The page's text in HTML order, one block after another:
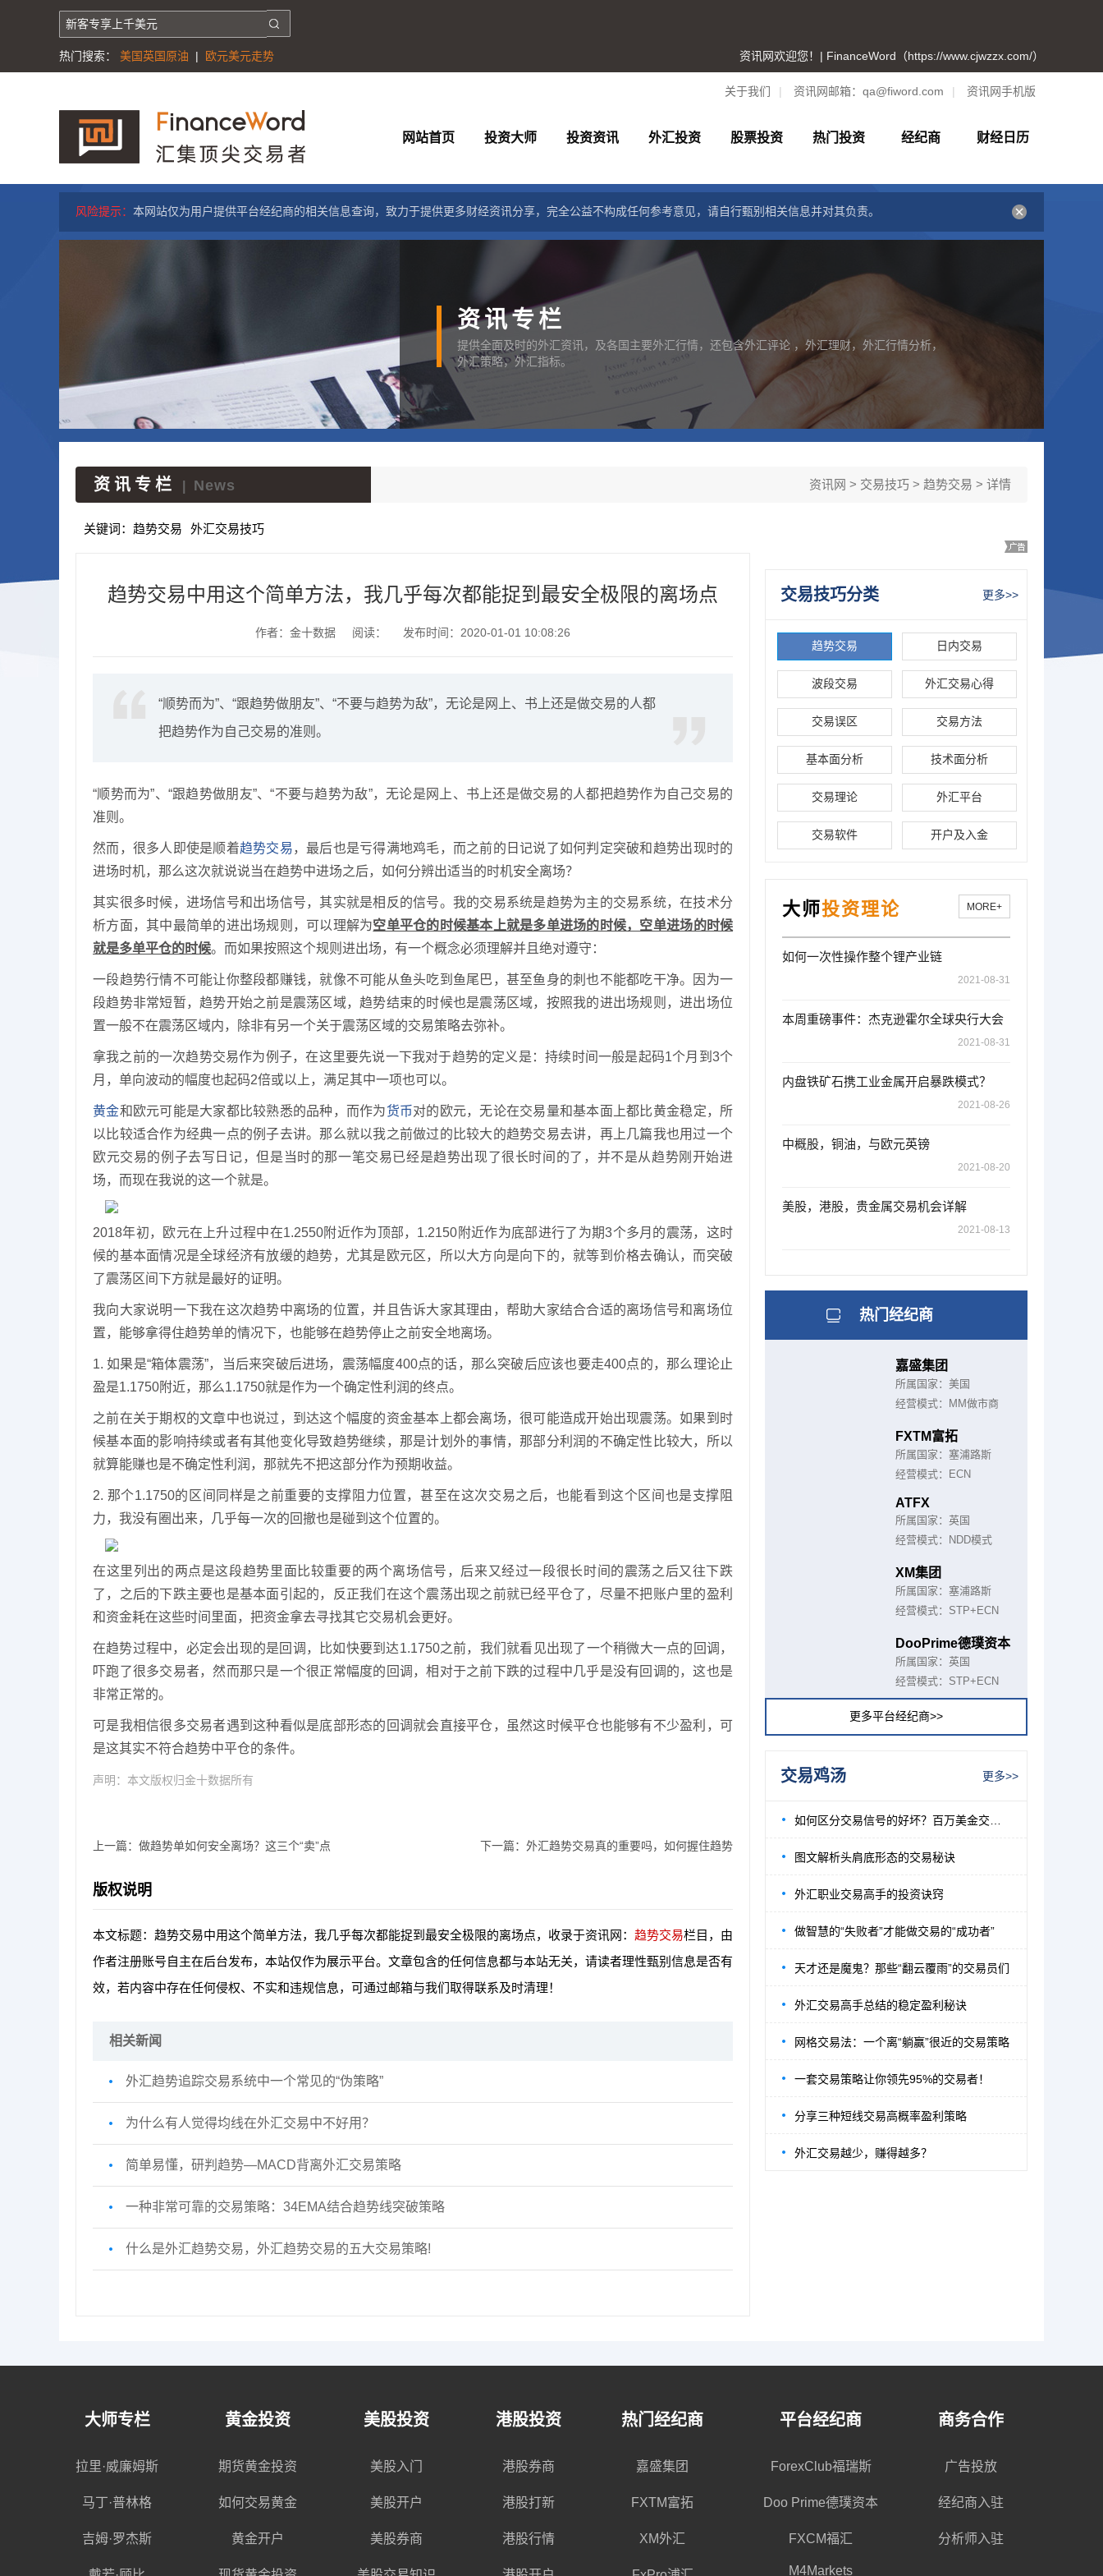
热门搜索： 美国英国原油 | 欧元美元走势 资讯网欢迎您！| FinanceWord（https://www.cjwzzx.com/）
关于我们 | 资讯网邮箱： qa@fiword.com | 资讯网手机版
网站首页 投资大师 投资资讯 外汇投资 股票投资 热门投资 经纪商 财经日历
风险提示： 本网站仅为用户提供平台经纪商的相关信息查询，致力于提供更多财经资讯分享，完全公益不构成任何参考意见，请自行甄别相关信息并对其负责。
资讯专栏
提供全面及时的外汇资讯，及各国主要外汇行情，还包含外汇评论 ，外汇理财，外汇行情分析，
外汇策略，外汇指标。
资讯专栏 News 资讯网 > 交易技巧 > 趋势交易 > 详情
关键词： 趋势交易 外汇交易技巧
趋势交易中用这个简单方法，我几乎每次都能捉到最安全极限的离场点
作者：金十数据 阅读： 发布时间：2020-01-01 10:08:26
“顺势而为”、“跟趋势做朋友”、“不要与趋势为敌”，无论是网上、书上还是做交易的人都
把趋势作为自己交易的准则。
“顺势而为”、“跟趋势做朋友”、“不要与趋势为敌”，无论是网上、书上还是做交易的人都把趋势作为自己交易的
准则。
然而，很多人即使是顺着趋势交易，最后也是亏得满地鸡毛，而之前的日记说了如何判定突破和趋势出现时的
进场时机，那么这次就说说当在趋势中进场之后，如何分辨出适当的时机安全离场？
其实很多时候，进场信号和出场信号，其实就是相反的信号。我的交易系统是趋势为主的交易系统，在技术分
析方面，其中最简单的进出场规则，可以理解为空单平仓的时候基本上就是多单进场的时候，空单进场的时候
就是多单平仓的时候。而如果按照这个规则进出场，有一个概念必须理解并且绝对遵守：
一段趋势行情不可能让你整段都赚钱，就像不可能从鱼头吃到鱼尾巴，甚至鱼身的刺也不能都吃干净。因为一
段趋势非常短暂，趋势开始之前是震荡区域，趋势结束的时候也是震荡区域，按照我的进出场规则，进出场位
置一般不在震荡区域内，除非有另一个关于震荡区域的交易策略去弥补。
拿我之前的一次趋势交易作为例子，在这里要先说一下我对于趋势的定义是：持续时间一般是起码1个月到3个
月，单向波动的幅度也起码2倍或以上，满足其中一项也可以。
黄金和欧元可能是大家都比较熟悉的品种，而作为货币对的欧元，无论在交易量和基本面上都比黄金稳定，所
以比较适合作为经典一点的例子去讲。那么就以我之前做过的比较大的趋势交易去讲，再上几篇我也用过一个
欧元交易的例子去写日记，但是当时的那一笔交易已经是趋势出现了很长时间的了，并不是从趋势刚开始进
场，而现在我说的这一个就是。
2018年初，欧元在上升过程中在1.2550附近作为顶部，1.2150附近作为底部进行了为期3个多月的震荡，这时
候的基本面情况是全球经济有放缓的趋势，尤其是欧元区，所以大方向是向下的，就等到价格去确认，而突破
了震荡区间下方就是最好的证明。
我向大家说明一下我在这次趋势中离场的位置，并且告诉大家其理由，帮助大家结合合适的离场信号和离场位
置，能够拿得住趋势单的情况下，也能够在趋势停止之前安全地离场。
1. 如果是“箱体震荡”，当后来突破后进场，震荡幅度400点的话，那么突破后应该也要走400点的，那么理论止
盈是1.1750附近，那么1.1750就是作为一个确定性利润的终点。
之前在关于期权的文章中也说过，到达这个幅度的资金基本上都会离场，很可能造成开始出现震荡。如果到时
候基本面的影响持续或者有其他变化导致趋势继续，那是计划外的事情，那部分利润的不确定性比较大，所以
就算能赚也是不确定性利润，那就先不把这部分作为预期收益。
2. 那个1.1750的区间同样是之前重要的支撑阻力位置，甚至在这次交易之后，也能看到这个区间也是支撑阻
力，我没有圈出来，几乎每一次的回撤也是碰到这个位置的。
在这里列出的两点是这段趋势里面比较重要的两个离场信号，后来又经过一段很长时间的震荡之后又往下跌
了，之后的下跌主要也是基本面引起的，反正我们在这个震荡出现之前就已经平仓了，尽量不把账户里的盈利
和资金耗在这些时间里面，把资金拿去寻找其它交易机会更好。
在趋势过程中，必定会出现的是回调，比如快要到达1.1750之前，我们就看见出现了一个稍微大一点的回调，
吓跑了很多交易者，然而那只是一个很正常幅度的回调，相对于之前下跌的过程中几乎是没有回调的，这也是
非常正常的。
可是我相信很多交易者遇到这种看似是底部形态的回调就会直接平仓，虽然这时候平仓也能够有不少盈利，可
是这其实不符合趋势中平仓的条件。
声明：本文版权归金十数据所有
上一篇： 做趋势单如何安全离场？这三个“卖”点 下一篇： 外汇趋势交易真的重要吗，如何握住趋势
版权说明
本文标题：趋势交易中用这个简单方法，我几乎每次都能捉到最安全极限的离场点，收录于资讯网： 趋势交易栏目，由
作者注册账号自主在后台发布，本站仅作为展示平台。文章包含的任何信息都与本站无关，请读者理性甄别信息是否有
效，若内容中存在任何侵权、不实和违规信息，可通过邮箱与我们取得联系及时清理！
相关新闻
外汇趋势追踪交易系统中一个常见的“伪策略”
为什么有人觉得均线在外汇交易中不好用？
简单易懂，研判趋势—MACD背离外汇交易策略
一种非常可靠的交易策略：34EMA结合趋势线突破策略
什么是外汇趋势交易，外汇趋势交易的五大交易策略!
交易技巧分类 更多>>
趋势交易 日内交易
波段交易 外汇交易心得
交易误区 交易方法
基本面分析 技术面分析
交易理论 外汇平台
交易软件 开户及入金
大师投资理论 MORE+
如何一次性操作整个锂产业链
2021-08-31
本周重磅事件：杰克逊霍尔全球央行大会
2021-08-31
内盘铁矿石携工业金属开启暴跌模式？
2021-08-26
中概股，铜油，与欧元英镑
2021-08-20
美股，港股，贵金属交易机会详解
2021-08-13
热门经纪商
嘉盛集团
所属国家：美国
经营模式：MM做市商
FXTM富拓
所属国家：塞浦路斯
经营模式：ECN
ATFX
所属国家：英国
经营模式：NDD模式
XM集团
所属国家：塞浦路斯
经营模式：STP+ECN
DooPrime德璞资本
所属国家：英国
经营模式：STP+ECN
更多平台经纪商>>
交易鸡汤 更多>>
图文解析头肩底形态的交易秘诀
外汇职业交易高手的投资诀窍
做智慧的“失败者”才能做交易的“成功者”
天才还是魔鬼？那些“翻云覆雨”的交易员们
外汇交易高手总结的稳定盈利秘诀
网格交易法：一个离“躺赢”很近的交易策略
一套交易策略让你领先95%的交易者！
分享三种短线交易高概率盈利策略
外汇交易越少，赚得越多？
大师专栏
拉里·威廉姆斯
马丁·普林格
吉姆·罗杰斯
黄金投资
期货黄金投资
如何交易黄金
黄金开户
美股投资
美股入门
美股开户
美股券商
港股投资
港股券商
港股打新
港股行情
热门经纪商
嘉盛集团
FXTM富拓
XM外汇
平台经纪商
ForexClub福瑞斯
Doo Prime德璞资本
FXCM福汇
M4Markets
商务合作
广告投放
经纪商入驻
分析师入驻